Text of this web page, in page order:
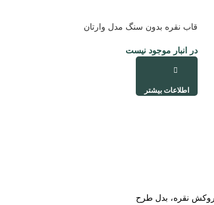
قاب نقره بدون سنگ مدل وارتان
در انبار موجود نیست
اطلاعات بیشتر
روکش نقره، بدل طرح